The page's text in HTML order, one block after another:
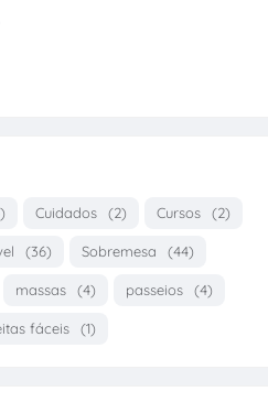
Cuidados (2) Cursos (2)
(36) Sobremesa (44)
massas (4) passeios (4)
fáceis (1)